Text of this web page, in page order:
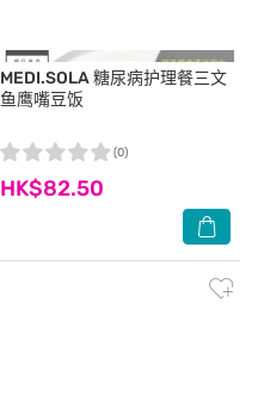
MEDI.SOLA糖尿病护理餐三文
鱼鹰嘴豆饭
HK$82.50
(0)